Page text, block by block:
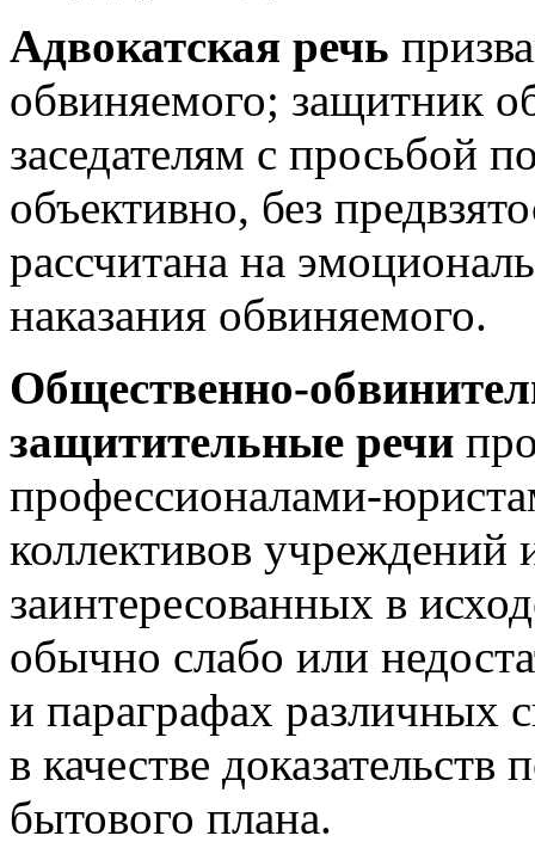
Адвокатская речь
обвиняемого; защитник
заседателям с просьбой
объективно, без
рассчитана на
наказания обви­няемого.
Общественно-
защититель­ные речи
профессионалами-
коллективов учреждений
заинтересованных в
обычно слабо или
и параграфах различных
в качестве
бытового плана.